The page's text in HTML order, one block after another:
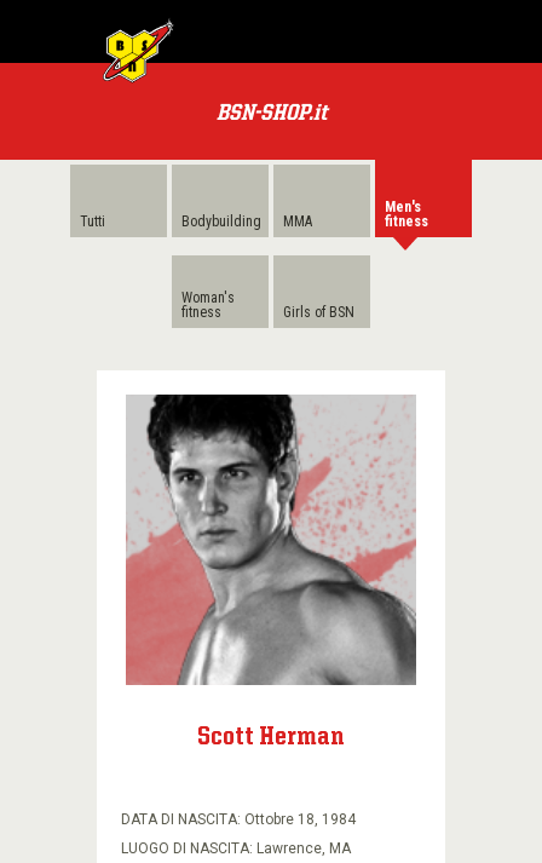
BSN-SHOP.it
TUTTI
CATEGORIE
Tutti Bodybuilding MMA
Men's
fitness
Woman's
fitness
Girls of BSN
Scott Herman
DATA DI NASCITA: Ottobre 18, 1984
LUOGO DI NASCITA: Lawrence, MA